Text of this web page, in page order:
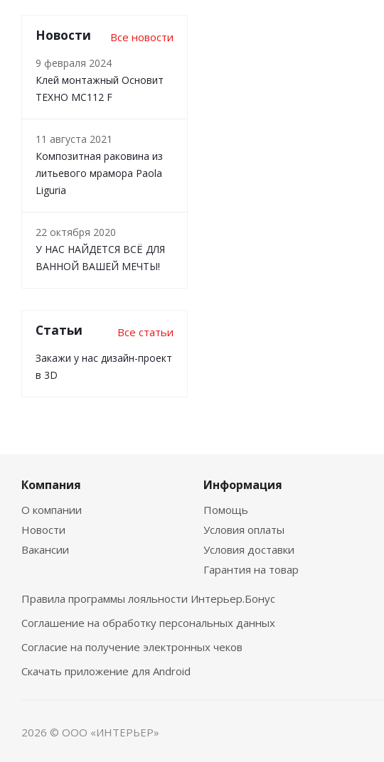
Новости Все новости
9 февраля 2024
Клей монтажный Основит
ТЕХНО MC112 F
11 августа 2021
Композитная раковина из
литьевого мрамора Paola
Liguria
22 октября 2020
У НАС НАЙДЕТСЯ ВСЁ ДЛЯ
ВАННОЙ ВАШЕЙ МЕЧТЫ!
Статьи Все статьи
Закажи у нас дизайн-проект
в 3D
Компания
О компании
Новости
Вакансии
Информация
Помощь
Условия оплаты
Условия доставки
Гарантия на товар
Правила программы лояльности Интерьер.Бонус
Соглашение на обработку персональных данных
Согласие на получение электронных чеков
Скачать приложение для Android
2026 © ООО «ИНТЕРЬЕР»